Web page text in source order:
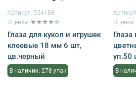
Артикул: 554188
Оценка: ★★★★☆
Глаза для кукол и игрушек
клеевые 18 мм 6 шт,
цв.черный
В наличии: 278 упак
уп.50
В